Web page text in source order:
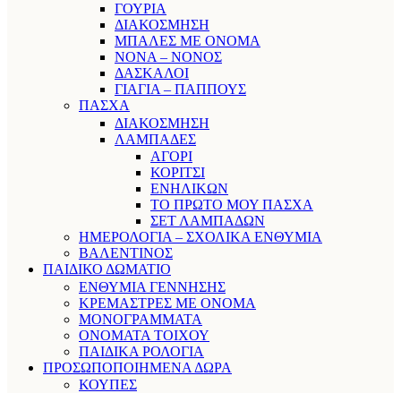
ΓΟΥΡΙΑ
ΔΙΑΚΟΣΜΗΣΗ
ΜΠΑΛΕΣ ΜΕ ΟΝΟΜΑ
ΝΟΝΑ – ΝΟΝΟΣ
ΔΑΣΚΑΛΟΙ
ΓΙΑΓΙΑ – ΠΑΠΠΟΥΣ
ΠΑΣΧΑ
ΔΙΑΚΟΣΜΗΣΗ
ΛΑΜΠΑΔΕΣ
ΑΓΟΡΙ
ΚΟΡΙΤΣΙ
ΕΝΗΛΙΚΩΝ
ΤΟ ΠΡΩΤΟ ΜΟΥ ΠΑΣΧΑ
ΣΕΤ ΛΑΜΠΑΔΩΝ
ΗΜΕΡΟΛΟΓΙΑ – ΣΧΟΛΙΚΑ ΕΝΘΥΜΙΑ
ΒΑΛΕΝΤΙΝΟΣ
ΠΑΙΔΙΚΟ ΔΩΜΑΤΙΟ
ΕΝΘΥΜΙΑ ΓΕΝΝΗΣΗΣ
ΚΡΕΜΑΣΤΡΕΣ ΜΕ ΟΝΟΜΑ
ΜΟΝΟΓΡΑΜΜΑΤΑ
ΟΝΟΜΑΤΑ ΤΟΙΧΟΥ
ΠΑΙΔΙΚΑ ΡΟΛΟΓΙΑ
ΠΡΟΣΩΠΟΠΟΙΗΜΕΝΑ ΔΩΡΑ
ΚΟΥΠΕΣ